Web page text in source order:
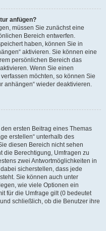
anfügen?
müssen Sie zunächst eine
Bereich entwerfen.
haben, können Sie in
aktivieren. Sie können eine
persönlichen Bereich das
Wenn Sie einen
möchten, so können Sie
anhängen“ wieder deaktivieren.
ersten Beitrag eines Themas
erstellen“ unterhalb des
diesen Bereich nicht sehen
die Berechtigung, Umfragen zu
zwei Antwortmöglichkeiten in
sicherstellen, dass jede
Sie können auch unter
wie viele Optionen ein
für die Umfrage gilt (0 bedeutet
schließlich, ob die Benutzer ihre